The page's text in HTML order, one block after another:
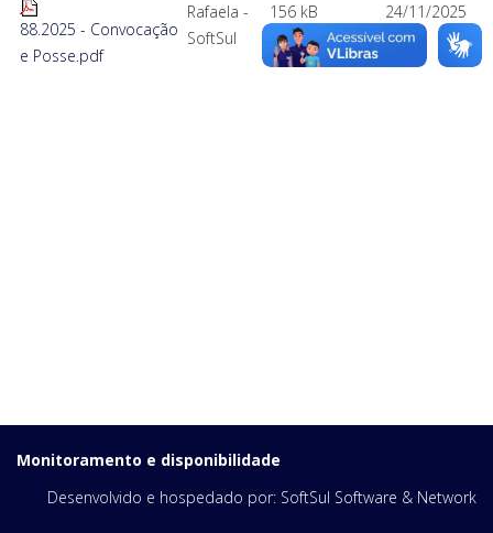
88.2025 - Convocação
e Posse.pdf
Rafaela -
SoftSul
156 kB
24/11/2025
09:42
Monitoramento e disponibilidade
Desenvolvido e hospedado por: SoftSul Software & Network